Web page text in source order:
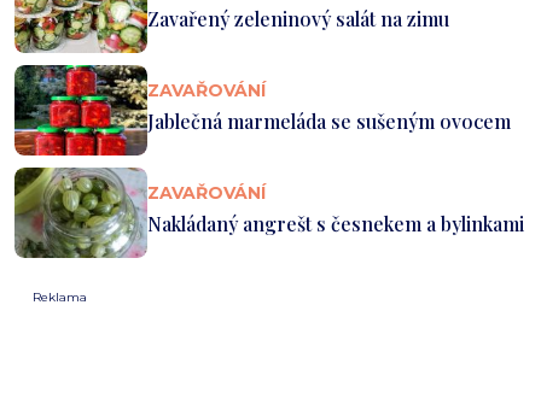
Zavařený zeleninový salát na zimu
ZAVAŘOVÁNÍ
Jablečná marmeláda se sušeným ovocem
ZAVAŘOVÁNÍ
Nakládaný angrešt s česnekem a bylinkami
Reklama